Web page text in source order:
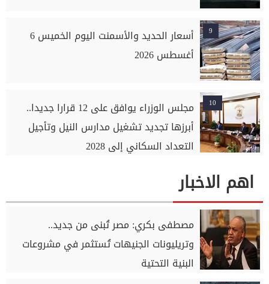
9
أسعار الحديد والأسمنت اليوم الخميس 6
أغسطس 2026
10
مجلس الوزراء يوافق على 12 قرارا جديدا..
أبرزها تجديد تشغيل مدارس النيل وتأجيل
التعداد السكاني إلى 2028
اهم الاخبار
مصطفى بكري: مصر تُبنى من جديد..
وتريليونات الجنيهات تُستثمر في مشروعات
البنية التحتية